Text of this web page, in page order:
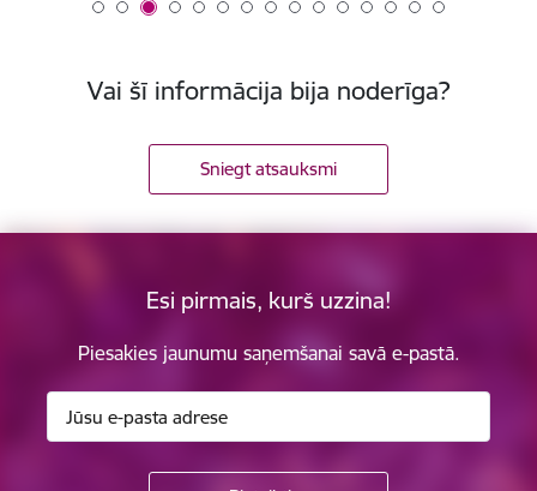
Vai šī informācija bija noderīga?
Sniegt atsauksmi
Esi pirmais, kurš uzzina!
Piesakies jaunumu saņemšanai savā e-pastā.